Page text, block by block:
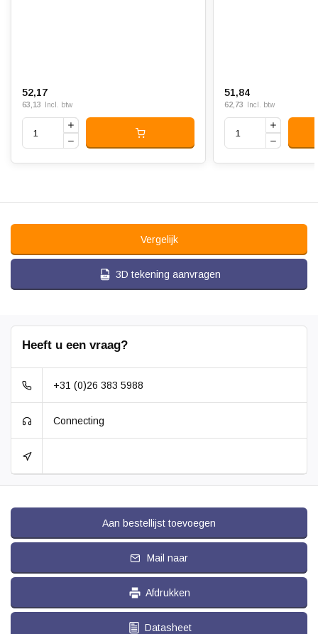
52,17
63,13 Incl. btw
51,84
62,73 Incl. btw
Vergelijk
3D tekening aanvragen
Heeft u een vraag?
+31 (0)26 383 5988
Connecting
Aan bestellijst toevoegen
Mail naar
Afdrukken
Datasheet